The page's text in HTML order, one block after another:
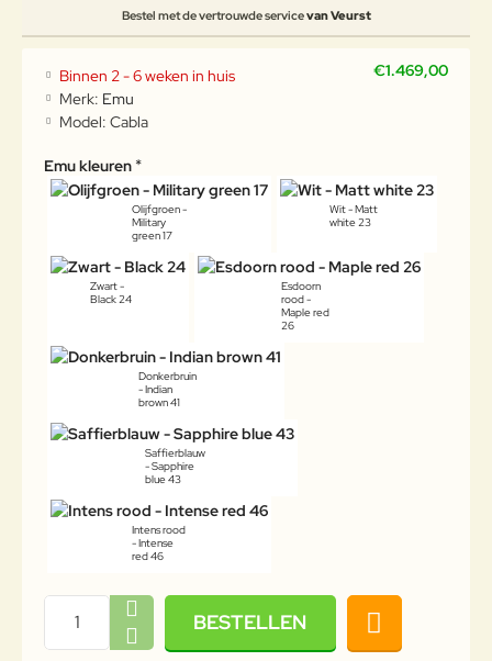
Bestel met de vertrouwde servicevan Veurst
€1.469,00
Binnen 2 - 6 weken in huis
Merk: Emu
Model: Cabla
Emu kleuren
Olijfgroen -
Military
green 17
Wit - Matt
white 23
Zwart -
Black 24
Esdoorn
rood -
Maple red
26
Donkerbruin
- Indian
brown 41
Saffierblauw
- Sapphire
blue 43
Intens rood
- Intense
red 46
BESTELLEN